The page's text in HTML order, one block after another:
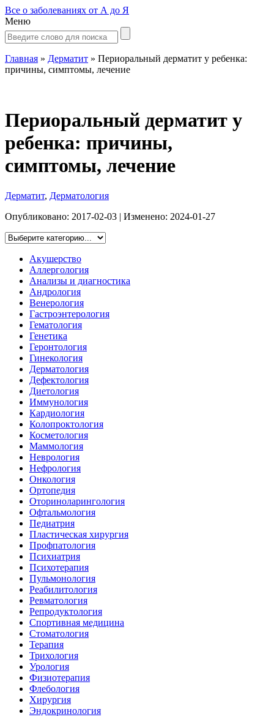
Все о заболеваниях от А до Я
Меню
Главная » Дерматит » Периоральный дерматит у ребенка:
причины, симптомы, лечение
Периоральный дерматит у
ребенка: причины,
симптомы, лечение
Дерматит, Дерматология
Опубликовано: 2017-02-03 | Изменено: 2024-01-27
Акушерство
Аллергология
Анализы и диагностика
Андрология
Венерология
Гастроэнтерология
Гематология
Генетика
Геронтология
Гинекология
Дерматология
Дефектология
Диетология
Иммунология
Кардиология
Колопроктология
Косметология
Маммология
Неврология
Нефрология
Онкология
Ортопедия
Оториноларингология
Офтальмология
Педиатрия
Пластическая хирургия
Профпатология
Психиатрия
Психотерапия
Пульмонология
Реабилитология
Ревматология
Репродуктология
Спортивная медицина
Стоматология
Терапия
Трихология
Урология
Физиотерапия
Флебология
Хирургия
Эндокринология